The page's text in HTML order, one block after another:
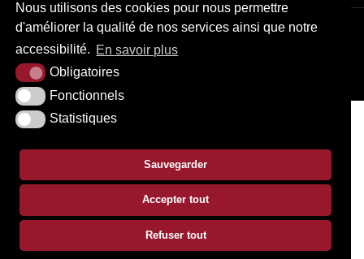
Nous utilisons des cookies pour nous permettre
d'améliorer la qualité de nos services ainsi que notre
accessibilité. En savoir plus
Obligatoires
Fonctionnels
Statistiques
Sauvegarder
Accepter tout
Refuser tout
PLAN DU SITE MENTIONS LÉGALES ACCESSIBILITÉ